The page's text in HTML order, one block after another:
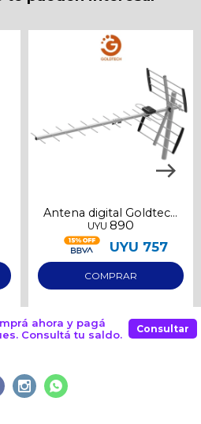
Antena digital Goldtech
para exterior
UYU 890
UYU 757
ahora y pagá
Consultá tu saldo.
Consultar
 